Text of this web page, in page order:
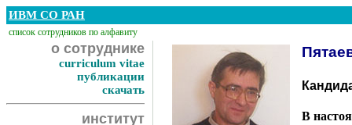
ИВМ СО РАН
список сотрудников по алфавиту
о сотруднике
curriculum vitae
публикации
скачать
институт
В